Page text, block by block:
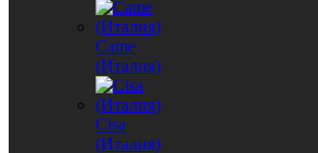
Came
(Италия)
Cisa
(Италия)